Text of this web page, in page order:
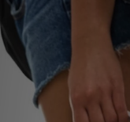
Football
Sports
PROMOS